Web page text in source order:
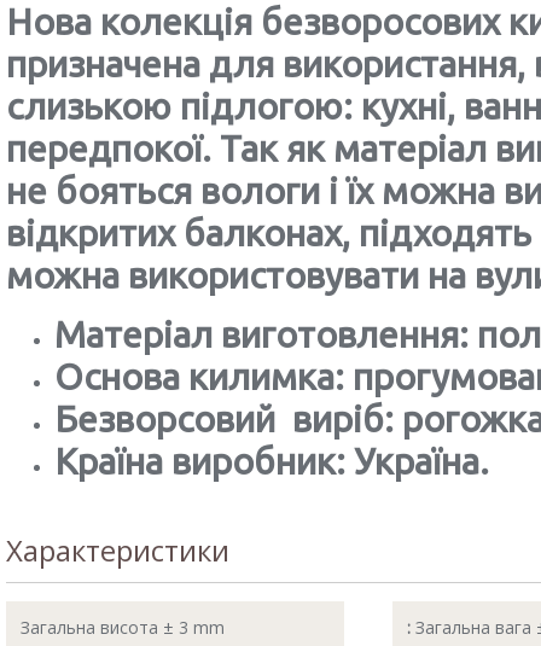
Нова колекція безворосових
призначена для
слизькою підлогою: кухні,
передпокої. Так як матеріал
не бояться вологи і їх можна
відкритих балконах, підходять
можна використовувати на
Матеріал виготовлення:
Основа килимка:
Безворсовий виріб:
Країна виробник: Україна.
Характеристики
Загальна висота ± 3 mm : Загальна